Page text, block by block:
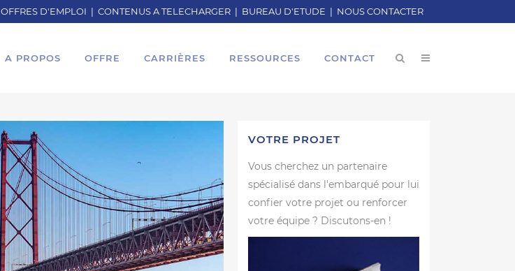
OFFRES D'EMPLOI | CONTENUS A TELECHARGER | BUREAU D'ETUDE | NOUS CONTACTER
A PROPOS OFFRE CARRIÈRES RESSOURCES CONTACT
VOTRE PROJET
Vous cherchez un partenaire
spécialisé dans l'embarqué pour lui
confier votre projet ou renforcer
votre équipe ? Discutons-en !